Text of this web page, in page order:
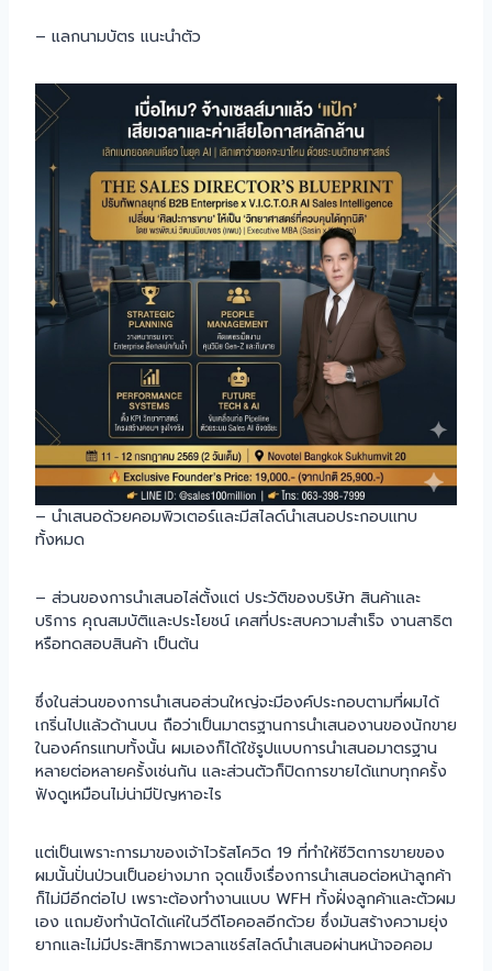
– แลกนามบัตร แนะนำตัว
– นำเสนอด้วยคอมพิวเตอร์และมีสไลด์นำเสนอประกอบแทบ
ทั้งหมด
– ส่วนของการนำเสนอไล่ตั้งแต่ ประวัติของบริษัท สินค้าและ
บริการ คุณสมบัติและประโยชน์ เคสที่ประสบความสำเร็จ งานสาธิต
หรือทดสอบสินค้า เป็นต้น
ซึ่งในส่วนของการนำเสนอส่วนใหญ่จะมีองค์ประกอบตามที่ผมได้
เกริ่นไปแล้วด้านบน ถือว่าเป็นมาตรฐานการนำเสนองานของนักขาย
ในองค์กรแทบทั้งนั้น ผมเองก็ได้ใช้รูปแบบการนำเสนอมาตรฐาน
หลายต่อหลายครั้งเช่นกัน และส่วนตัวก็ปิดการขายได้แทบทุกครั้ง
ฟังดูเหมือนไม่น่ามีปัญหาอะไร
แต่เป็นเพราะการมาของเจ้าไวรัสโควิด 19 ที่ทำให้ชีวิตการขายของ
ผมนั้นปั่นป่วนเป็นอย่างมาก จุดแข็งเรื่องการนำเสนอต่อหน้าลูกค้า
ก็ไม่มีอีกต่อไป เพราะต้องทำงานแบบ WFH ทั้งฝั่งลูกค้าและตัวผม
เอง แถมยังทำนัดได้แค่ในวีดีโอคอลอีกด้วย ซึ่งมันสร้างความยุ่ง
ยากและไม่มีประสิทธิภาพเวลาแชร์สไลด์นำเสนอผ่านหน้าจอคอม